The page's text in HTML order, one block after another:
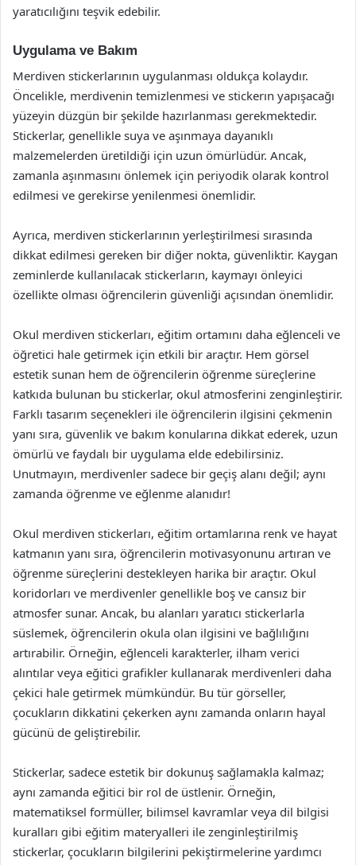
yaratıcılığını teşvik edebilir.
Uygulama ve Bakım
Merdiven stickerlarının uygulanması oldukça kolaydır.
Öncelikle, merdivenin temizlenmesi ve stickerın yapışacağı
yüzeyin düzgün bir şekilde hazırlanması gerekmektedir.
Stickerlar, genellikle suya ve aşınmaya dayanıklı
malzemelerden üretildiği için uzun ömürlüdür. Ancak,
zamanla aşınmasını önlemek için periyodik olarak kontrol
edilmesi ve gerekirse yenilenmesi önemlidir.
Ayrıca, merdiven stickerlarının yerleştirilmesi sırasında
dikkat edilmesi gereken bir diğer nokta, güvenliktir. Kaygan
zeminlerde kullanılacak stickerların, kaymayı önleyici
özellikte olması öğrencilerin güvenliği açısından önemlidir.
Okul merdiven stickerları, eğitim ortamını daha eğlenceli ve
öğretici hale getirmek için etkili bir araçtır. Hem görsel
estetik sunan hem de öğrencilerin öğrenme süreçlerine
katkıda bulunan bu stickerlar, okul atmosferini zenginleştirir.
Farklı tasarım seçenekleri ile öğrencilerin ilgisini çekmenin
yanı sıra, güvenlik ve bakım konularına dikkat ederek, uzun
ömürlü ve faydalı bir uygulama elde edebilirsiniz.
Unutmayın, merdivenler sadece bir geçiş alanı değil; aynı
zamanda öğrenme ve eğlenme alanıdır!
Okul merdiven stickerları, eğitim ortamlarına renk ve hayat
katmanın yanı sıra, öğrencilerin motivasyonunu artıran ve
öğrenme süreçlerini destekleyen harika bir araçtır. Okul
koridorları ve merdivenler genellikle boş ve cansız bir
atmosfer sunar. Ancak, bu alanları yaratıcı stickerlarla
süslemek, öğrencilerin okula olan ilgisini ve bağlılığını
artırabilir. Örneğin, eğlenceli karakterler, ilham verici
alıntılar veya eğitici grafikler kullanarak merdivenleri daha
çekici hale getirmek mümkündür. Bu tür görseller,
çocukların dikkatini çekerken aynı zamanda onların hayal
gücünü de geliştirebilir.
Stickerlar, sadece estetik bir dokunuş sağlamakla kalmaz;
aynı zamanda eğitici bir rol de üstlenir. Örneğin,
matematiksel formüller, bilimsel kavramlar veya dil bilgisi
kuralları gibi eğitim materyalleri ile zenginleştirilmiş
stickerlar, çocukların bilgilerini pekiştirmelerine yardımcı